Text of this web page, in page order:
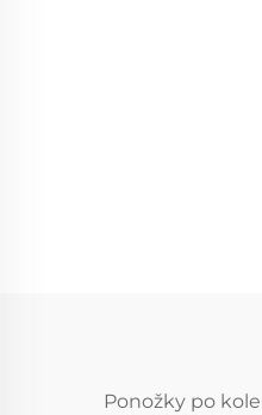
Ponožky po